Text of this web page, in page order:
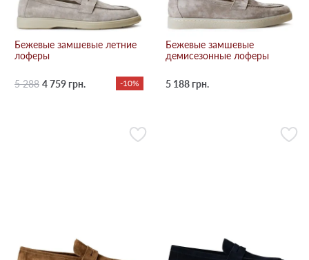
Бежевые замшевые летние
лоферы
5 288 4 759 грн. -10%
Бежевые замшевые
демисезонные лоферы
5 188 грн.